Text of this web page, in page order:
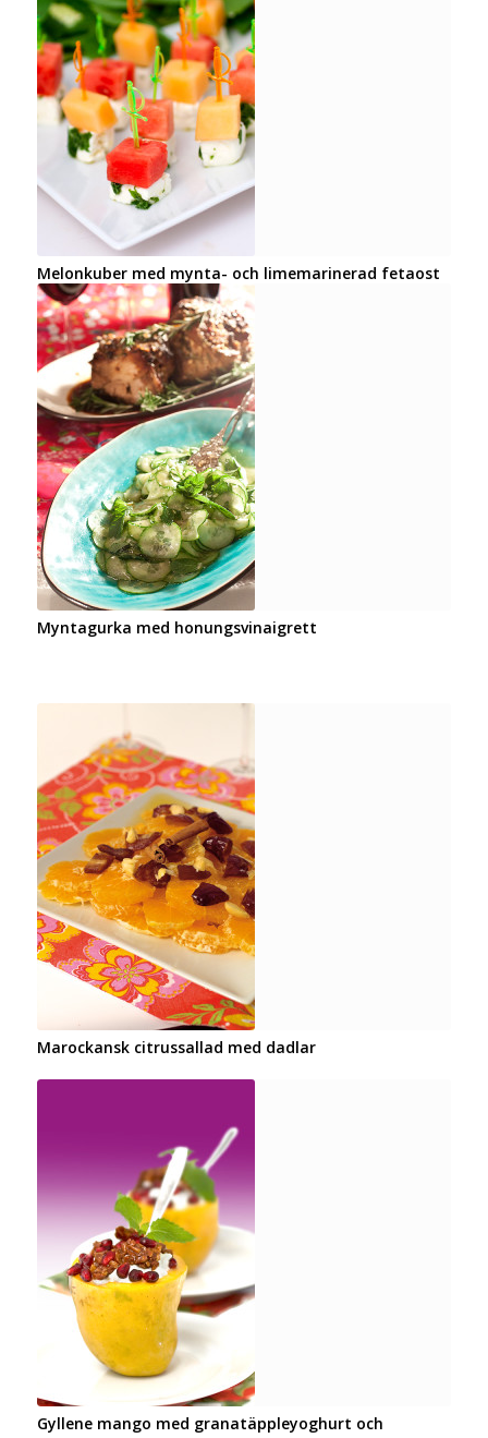
Melonkuber med mynta- och limemarinerad fetaost
Myntagurka med honungsvinaigrett
Marockansk citrussallad med dadlar
Gyllene mango med granatäppleyoghurt och